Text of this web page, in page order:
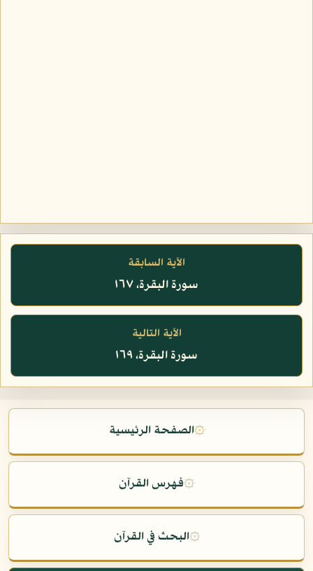
الآية السابقة
سورة البقرة، ١٦٧
الآية التالية
سورة البقرة، ١٦٩
۞الصفحة الرئيسية
۞فهرس القرآن
۞البحث في القرآن